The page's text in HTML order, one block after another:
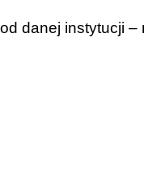
danej instytucji